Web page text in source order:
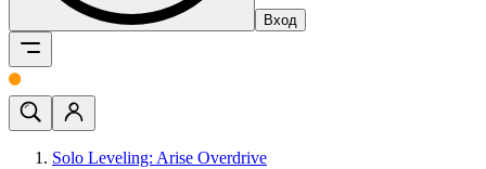
Вход
Solo Leveling: Arise Overdrive